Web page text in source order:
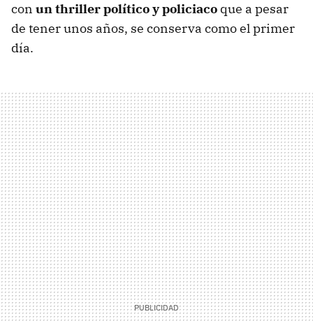
con un thriller político y policiaco que a pesar
de tener unos años, se conserva como el primer
día.